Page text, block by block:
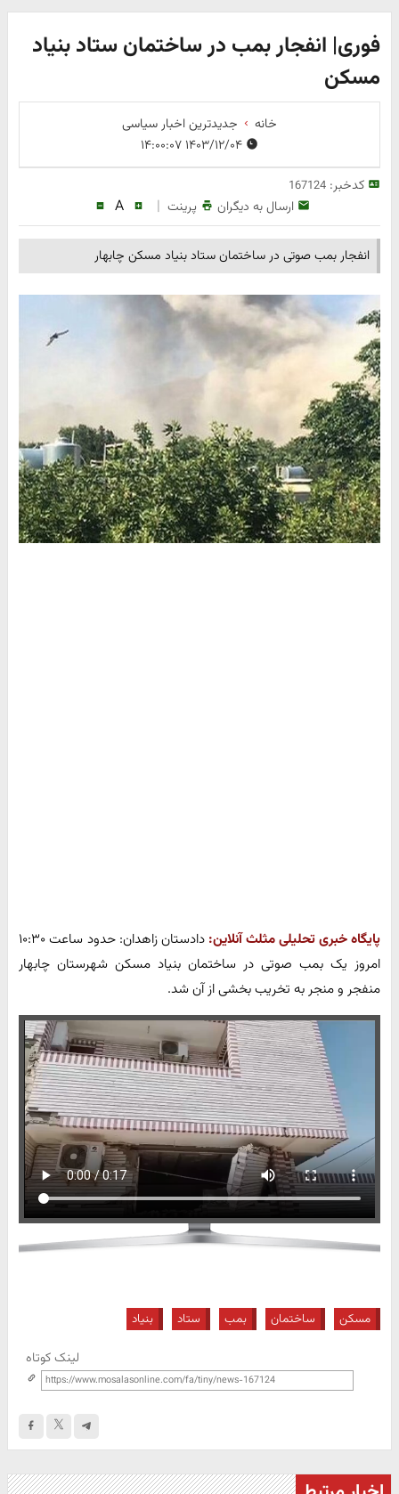
فوری| انفجار بمب در ساختمان ستاد بنیاد
مسکن
خانه
جدیدترین اخبار سیاسی
۱۴۰۳/۱۲/۰۴ ۱۴:۰۰:۰۷
کدخبر:167124
ارسال به دیگران پرینت |
A
انفجار بمب صوتی در ساختمان ستاد بنیاد مسکن چابهار
پایگاه خبری تحلیلی مثلث آنلاین:
دادستان زاهدان: حدود ساعت ۱۰:۳۰
امروز یک بمب صوتی در ساختمان بنیاد مسکن شهرستان چابهار
منفجر و منجر به تخریب بخشی از آن شد.
مسکن ساختمان بمب ستاد بنیاد
لینک کوتاه